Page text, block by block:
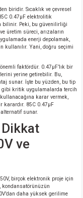
biridir. Sıcaklık ve çevresel
0.47μF elektrolitik
bilinir. Peki, bu güvenilirliği
üretim süreci, arızaların
enerji depolamak,
kullanılır. Yani, doğru seçimi
faktördür. 0.47μF’lık bir
yerine getirebilir. Bu,
sunar. İşte bu yüzden, bu tip
gibi kritik uygulamalarda tercih
karar vermek,
karardır. 85C 0.47μF
sunar.
ve
birçok elektronik proje için
kondansatörünüzün
daha yüksek gerilime